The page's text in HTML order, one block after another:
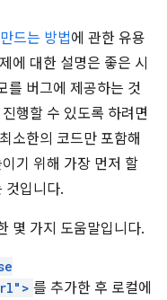
드는 방법에 관한 유용
에 대한 설명은 좋은 시
를 버그에 제공하는 것
행할 수 있도록 하려면
소한의 코드만 포함해
기 위해 가장 먼저 할
것입니다.
몇 가지 도움말입니다.
를 추가한 후 로컬에